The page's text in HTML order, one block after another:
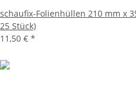
schaufix-Folienhüllen 210 mm x
25 Stück)
11,50 € *